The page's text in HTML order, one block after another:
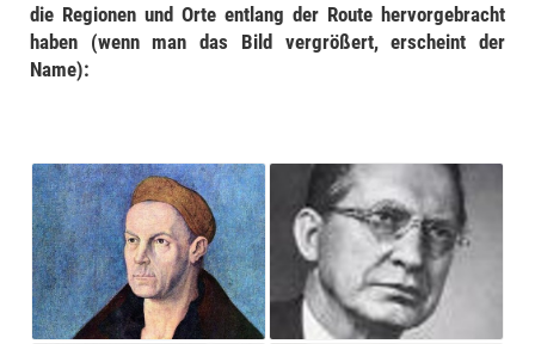
die Regionen und Orte entlang der Route hervorgebracht
haben (wenn man das Bild vergrößert, erscheint der
Name):